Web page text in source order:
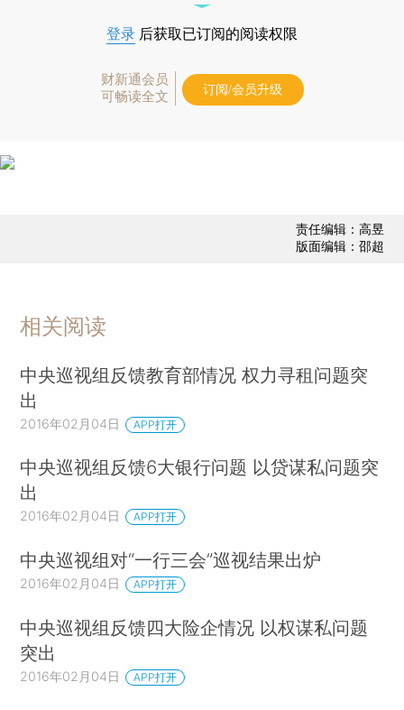
登录 后获取已订阅的阅读权限
财新通会员
可畅读全文
订阅/会员升级
责任编辑：高昱
版面编辑：邵超
相关阅读
中央巡视组反馈教育部情况 权力寻租问题突
出
2016年02月04日 APP打开
中央巡视组反馈6大银行问题 以贷谋私问题突
出
2016年02月04日 APP打开
中央巡视组对“一行三会”巡视结果出炉
2016年02月04日 APP打开
中央巡视组反馈四大险企情况 以权谋私问题
突出
2016年02月04日 APP打开